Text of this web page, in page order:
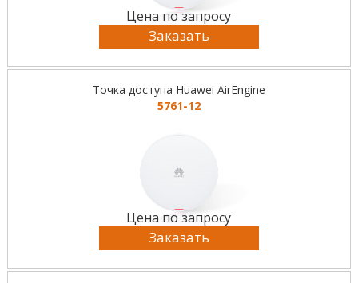
Цена по запросу
Заказать
Точка доступа Huawei AirEngine
5761-12
Цена по запросу
Заказать